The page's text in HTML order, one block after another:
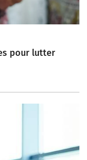
pour lutter